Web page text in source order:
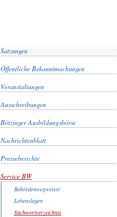
Satzungen
Öffentliche Bekanntmachungen
Veranstaltungen
Ausschreibungen
Bötzinger Ausbildungsbörse
Nachrichtenblatt
Presseberichte
Service BW
Behördenwegweiser
Lebenslagen
Stichwortverzeichnis